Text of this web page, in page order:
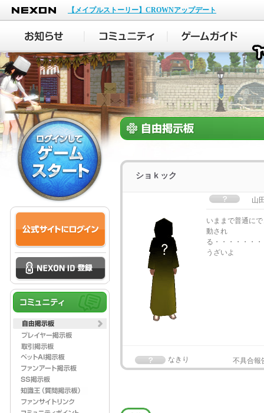
NEXON
【メイプルストーリー】CROWNアップデート
ショｋック
山
いままで普通に
動され
る・・・・・・
うざいよ
なきり 不具合報